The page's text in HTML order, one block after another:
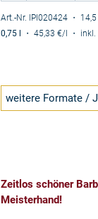
Art.-Nr. IPI020424 ・ 14,5
0,75 l ・45,33 €/l ・ inkl.
weitere Formate /
Zeitlos schöner
Meisterhand!